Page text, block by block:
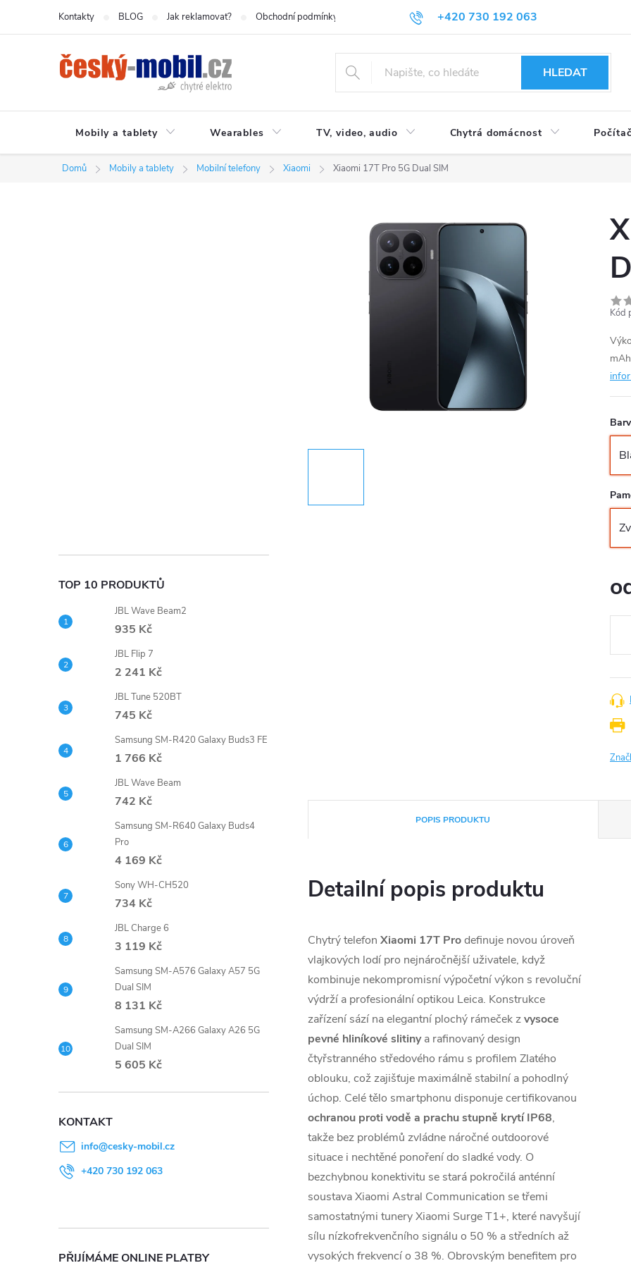
+420 730 192 063
Kontakty BLOG Jak reklamovat? Obchodní podmínky Podmínky ochrany osobních údajů
HLEDAT
Mobily a tablety Wearables TV, video, audio Chytrá domácnost
Domů Mobily a tablety Mobilní telefony Xiaomi Xiaomi 17T Pro 5G Dual SIM
p
a
n
e
TOP 10 PRODUKTŮ
JBL Wave Beam2
935 Kč
JBL Flip 7
2 241 Kč
JBL Tune 520BT
745 Kč
Samsung SM-R420 Galaxy Buds3 FE
1 766 Kč
JBL Wave Beam
742 Kč
Samsung SM-R640 Galaxy Buds4
Pro
4 169 Kč
Sony WH-CH520
734 Kč
JBL Charge 6
3 119 Kč
Samsung SM-A576 Galaxy A57 5G
Dual SIM
8 131 Kč
Samsung SM-A266 Galaxy A26 5G
Dual SIM
5 605 Kč
KONTAKT
info@cesky-mobil.cz
+420 730 192 063
PŘIJÍMÁME ONLINE PLATBY
Kód
POPIS PRODUKTU
Detailní popis produktu
Chytrý telefon Xiaomi 17T Prodefinuje novou úroveň
vlajkových lodí pro nejnáročnější uživatele, když
kombinuje nekompromisní výpočetní výkon s revoluční
výdrží a profesionální optikou Leica. Konstrukce
zařízení sází na elegantní plochý rámeček zvysoce
pevné hliníkové slitinya rafinovaný design
čtyřstranného středového rámu s profilem Zlatého
oblouku, což zajišťuje maximálně stabilní a pohodlný
úchop. Celé tělo smartphonu disponuje certifikovanou
ochranou proti vodě a prachu stupně krytí IP68,
takže bez problémů zvládne náročné outdoorové
situace i nechtěné ponoření do sladké vody. O
bezchybnou konektivitu se stará pokročilá anténní
soustava Xiaomi Astral Communication se třemi
samostatnými tunery Xiaomi Surge T1+, které navyšují
sílu nízkofrekvenčního signálu o 50 % a středních až
vysokých frekvencí o 38 %. Obrovským benefitem pro